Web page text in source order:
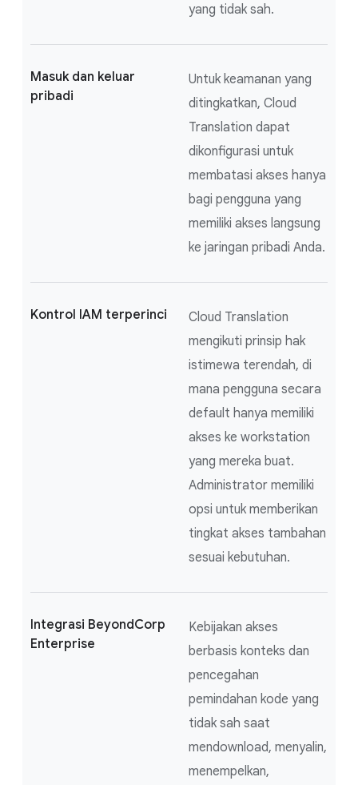
yang tidak sah.
Masuk dan keluar
pribadi
Untuk keamanan yang
ditingkatkan, Cloud
Translation dapat
dikonfigurasi untuk
membatasi akses hanya
bagi pengguna yang
memiliki akses langsung
ke jaringan pribadi Anda.
Kontrol IAM terperinci
Cloud Translation
mengikuti prinsip hak
istimewa terendah, di
mana pengguna secara
default hanya memiliki
akses ke workstation
yang mereka buat.
Administrator memiliki
opsi untuk memberikan
tingkat akses tambahan
sesuai kebutuhan.
Integrasi BeyondCorp
Enterprise
Kebijakan akses
berbasis konteks dan
pencegahan
pemindahan kode yang
tidak sah saat
mendownload, menyalin,
menempelkan,